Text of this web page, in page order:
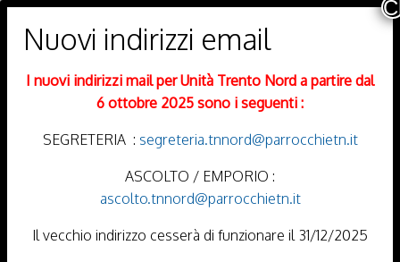
Trento Nord
DIOCESI DI TRENTO
I nuovi indirizzi mail per Unità Trento Nord a partire dal
6 ottobre 2025 sono i seguenti :
SEGRETERIA : segreteria.tnnord@parrocchietn.it
ASCOLTO / EMPORIO :
ascolto.tnnord@parrocchietn.it
Il vecchio indirizzo cesserà di funzionare il 31/12/2025